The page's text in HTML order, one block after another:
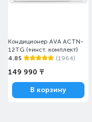
Кондиционер AVA ACTN-
12TG (+инст. комплект)
4.85
(1964)
149 990 ₸
В корзину